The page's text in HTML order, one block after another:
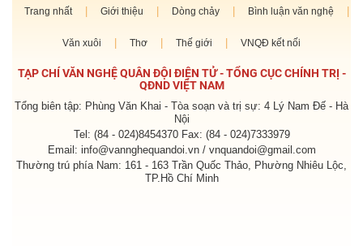
Trang nhất Giới thiệu Dòng chảy Bình luận văn nghệ
Văn xuôi Thơ Thế giới VNQĐ kết nối
TẠP CHÍ VĂN NGHỆ QUÂN ĐỘI ĐIỆN TỬ - TỔNG CỤC CHÍNH TRỊ -
QĐND VIỆT NAM
Tổng biên tập: Phùng Văn Khai - Tòa soạn và trị sự: 4 Lý Nam Đế - Hà
Nội
Tel: (84 - 024)8454370 Fax: (84 - 024)7333979
Email: info@vannghequandoi.vn / vnquandoi@gmail.com
Thường trú phía Nam: 161 - 163 Trần Quốc Thảo, Phường Nhiêu Lộc,
TP.Hồ Chí Minh